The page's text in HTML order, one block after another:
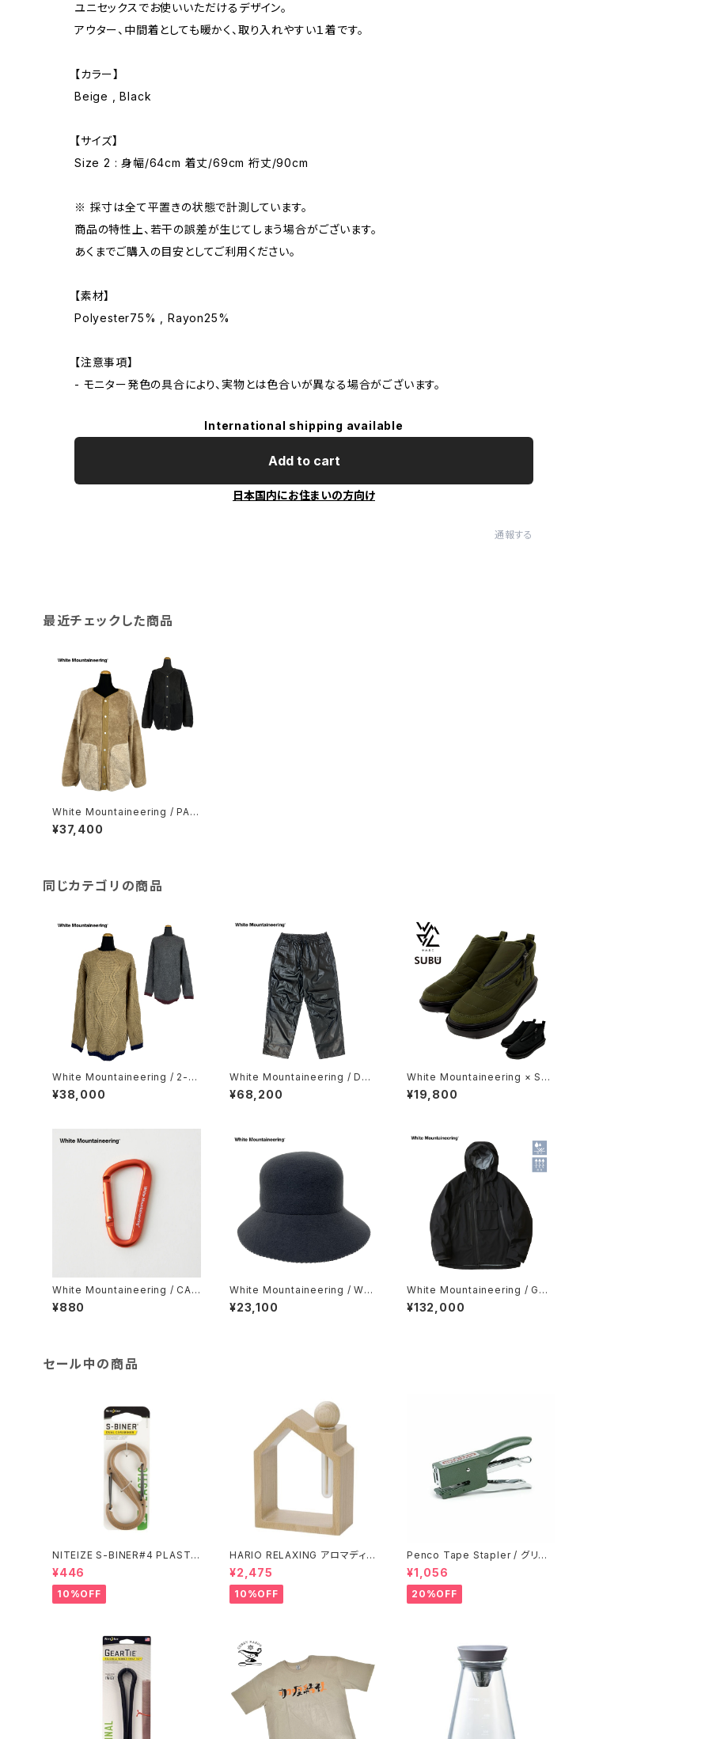
ユニセックスでお使いいただけるデザイン。
アウター、中間着としても暖かく、取り入れやすい１着です。
【カラー】
Beige , Black
【サイズ】
Size 2 : 身幅/64cm 着丈/69cm 裄丈/90cm
※ 採寸は全て平置きの状態で計測しています。
商品の特性上、若干の誤差が生じてしまう場合がございます。
あくまでご購入の目安としてご利用ください。
【素材】
Polyester75% , Rayon25%
【注意事項】
- モニター発色の具合により、実物とは色合いが異なる場合がございます。
International shipping available
Add to cart
日本国内にお住まいの方向け
通報する
最近チェックした商品
White Mountaineering / PAT
CHWORK FLEECE BLOUSON
¥37,400
同じカテゴリの商品
White Mountaineering / 2-T
one Crew Neck Knit
¥38,000
White Mountaineering / DOU
BLEFACE FAUX LEATHER EA
SY PANTS
¥68,200
White Mountaineering × SU
BU / ZIP UP BOOTS
¥19,800
White Mountaineering / CAR
AVINER
¥880
White Mountaineering / WO
OL BELL HAT
¥23,100
White Mountaineering / GOR
E-TEX 30D ASYMMETRY JA
CKET
¥132,000
セール中の商品
NITEIZE S-BINER#4 PLASTI
C / コヨーテ
¥446
10%OFF
HARIO RELAXING アロマディフ
ューザー 木のお家
¥2,475
10%OFF
Penco Tape Stapler / グリー
ン
¥1,056
20%OFF